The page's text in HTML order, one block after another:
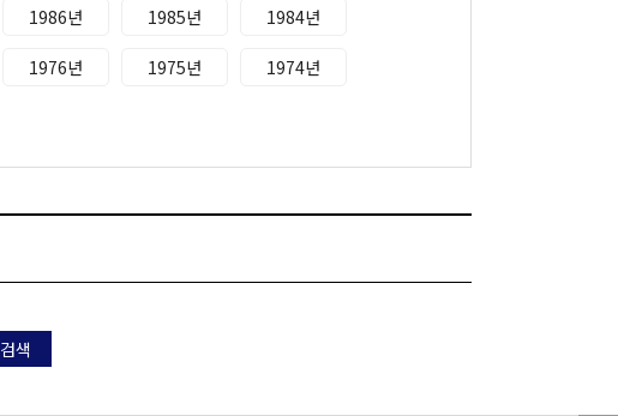
1986년 1985년 1984년
1976년 1975년 1974년
검색